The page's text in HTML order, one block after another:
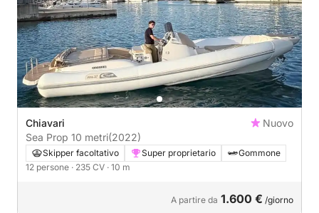
Chiavari
Nuovo
Sea Prop 10 metri(2022)
Skipper facoltativo Super proprietario
Gommone
12 persone · 235 CV · 10 m
A partire da 1.600 € /giorno